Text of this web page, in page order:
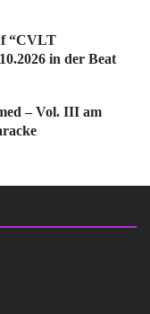
“CVLT
in der Beat
– Vol. III am